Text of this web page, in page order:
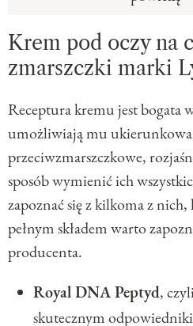
Krem pod oczy na
zmarszczki marki
Receptura kremu jest bogata
umożliwiają mu
przeciwzmarszczkowe,
sposób wymienić ich
zapoznać się z kilkoma z
pełnym składem warto
producenta.
Royal DNA Peptyd,
skutecznym